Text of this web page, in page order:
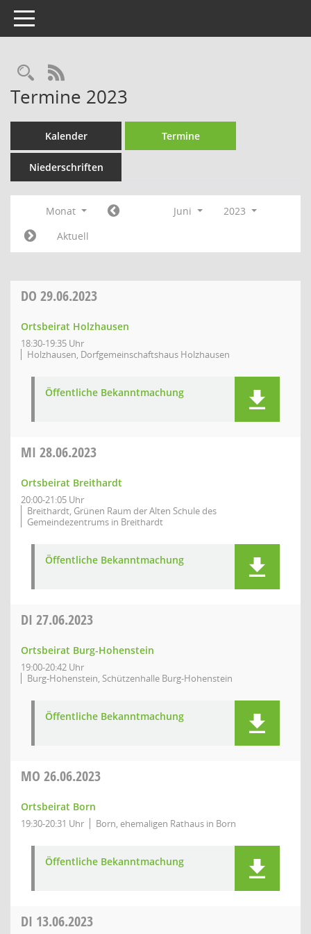
Toggle navigation
Rechercheauswahl
RSS-Feed
Termine 2023
Kalender Termine
Niederschriften
Monat Juni
2023
Aktuell
DO 29.06.2023
Ortsbeirat Holzhausen
18:30-19:35 Uhr
Holzhausen, Dorfgemeinschaftshaus Holzhausen
Öffentliche Bekanntmachung
MI 28.06.2023
Ortsbeirat Breithardt
20:00-21:05 Uhr
Breithardt, Grünen Raum der Alten Schule des
Gemeindezentrums in Breithardt
Öffentliche Bekanntmachung
DI 27.06.2023
Ortsbeirat Burg-Hohenstein
19:00-20:42 Uhr
Burg-Hohenstein, Schützenhalle Burg-Hohenstein
Öffentliche Bekanntmachung
MO 26.06.2023
Ortsbeirat Born
19:30-20:31 Uhr Born, ehemaligen Rathaus in Born
Öffentliche Bekanntmachung
DI 13.06.2023